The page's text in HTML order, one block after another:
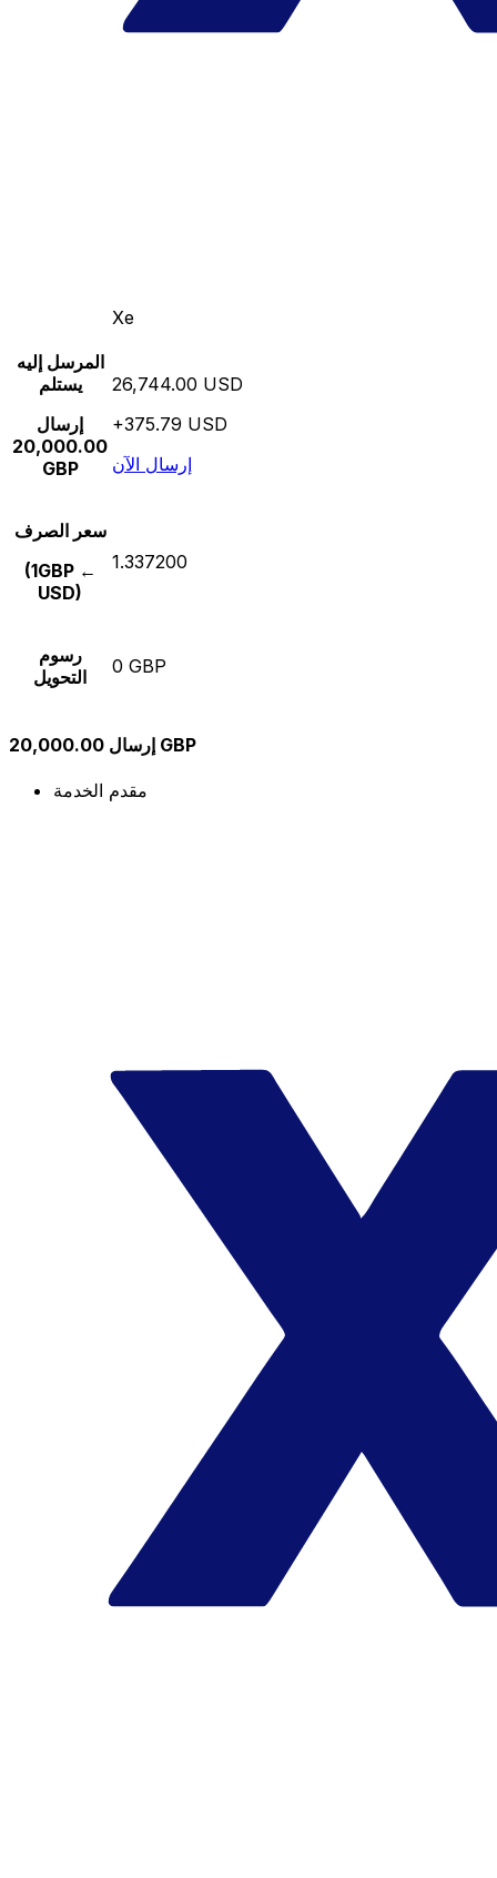
Xe
المرسل إليه
يستلم
إرسال
20,000.00
GBP
26,744.00 USD
+375.79 USD
إرسال الآن
سعر الصرف
(1GBP ←
USD)
1.337200
رسوم
التحويل
0 GBP
إرسال 20,000.00 GBP
مقدم الخدمة